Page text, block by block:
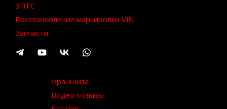
ЭПТС
Восстановление маркировки VIN
Запчасти
Франшиза
Видео отзывы